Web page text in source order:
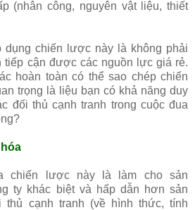
(nhân công, nguyên vật liệu, thiết
dụng chiến lược này là không phải
tiếp cận được các nguồn lực giá rẻ.
hoàn toàn có thể sao chép chiến
trọng là liệu bạn có khả năng duy
đối thủ cạnh tranh trong cuộc đua
chiến lược này là làm cho sản
ty khác biệt và hấp dẫn hơn sản
thủ cạnh tranh (về hình thức, tính